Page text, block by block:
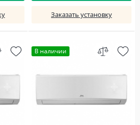
Заказать установку
В наличии